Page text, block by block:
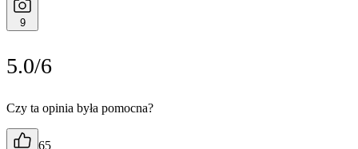
9
5.0/6
Czy ta opinia była pomocna?
65